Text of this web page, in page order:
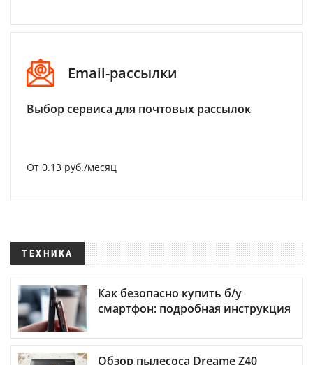
Email-рассылки
Выбор сервиса для почтовых рассылок
От 0.13 руб./месяц
ТЕХНИКА
Как безопасно купить б/у
смартфон: подробная инструкция
Обзор пылесоса Dreame Z40